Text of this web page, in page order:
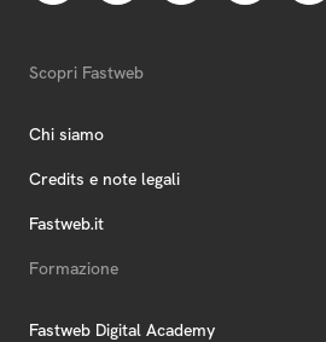
Scopri Fastweb
Chi siamo
Credits e note legali
Fastweb.it
Formazione
Fastweb Digital Academy